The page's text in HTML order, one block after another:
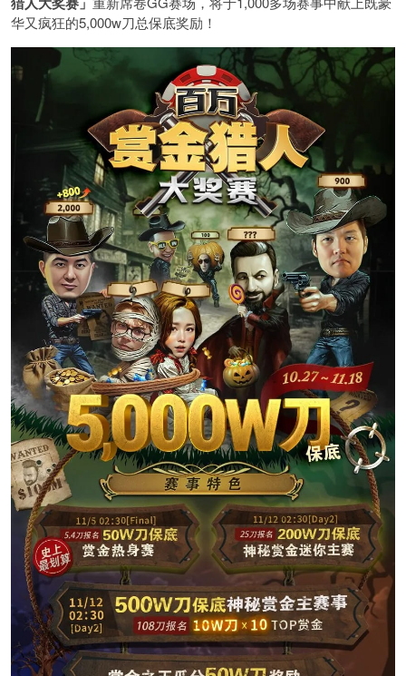
华又疯狂的5,000w刀总保底奖励！